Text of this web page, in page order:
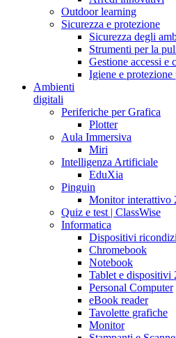
Outdoor learning
Sicurezza e protezione
Sicurezza degli
Strumenti per la
Gestione accessi e
Igiene e protezione
Ambienti
digitali
Periferiche per Grafica
Plotter
Aula Immersiva
Miri
Intelligenza Artificiale
EduXia
Pinguin
Monitor interattivo
Quiz e test | ClassWise
Informatica
Dispositivi
Chromebook
Notebook
Tablet e dispositivi
Personal Computer
eBook reader
Tavolette grafiche
Monitor